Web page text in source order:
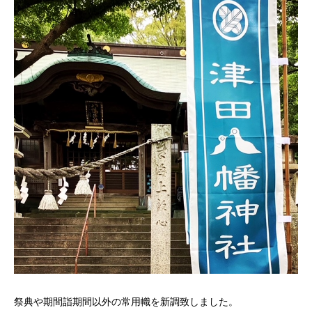
祭典や期間詣期間以外の常用幟を新調致しました。